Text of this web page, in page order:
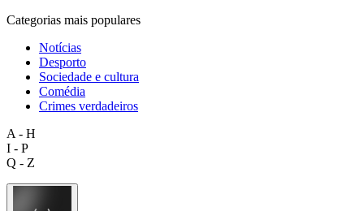
Categorias mais populares
Notícias
Desporto
Sociedade e cultura
Comédia
Crimes verdadeiros
A - H
I - P
Q - Z